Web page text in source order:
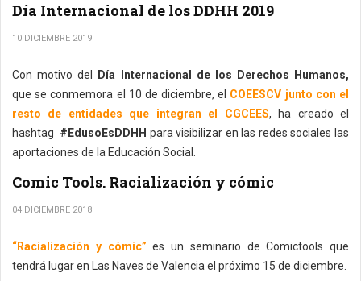
Día Internacional de los DDHH 2019
10 DICIEMBRE 2019
Con motivo del
Día Internacional de los Derechos Humanos,
que se conmemora el 10 de diciembre, el COEESCV junto con el
resto de entidades que integran el CGCEES, ha creado el
hashtag #EdusoEsDDHH para visibilizar en las redes sociales las
aportaciones de la Educación Social.
Comic Tools. Racialización y cómic
04 DICIEMBRE 2018
“Racialización y cómic”es un seminario de Comictools que
tendrá lugar en Las Naves de Valencia el próximo 15 de diciembre.